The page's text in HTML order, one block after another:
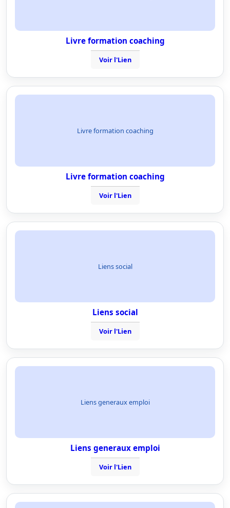
Livre formation coaching
Voir l'Lien
Livre formation coaching
Livre formation coaching
Voir l'Lien
Liens social
Liens social
Voir l'Lien
Liens generaux emploi
Liens generaux emploi
Voir l'Lien